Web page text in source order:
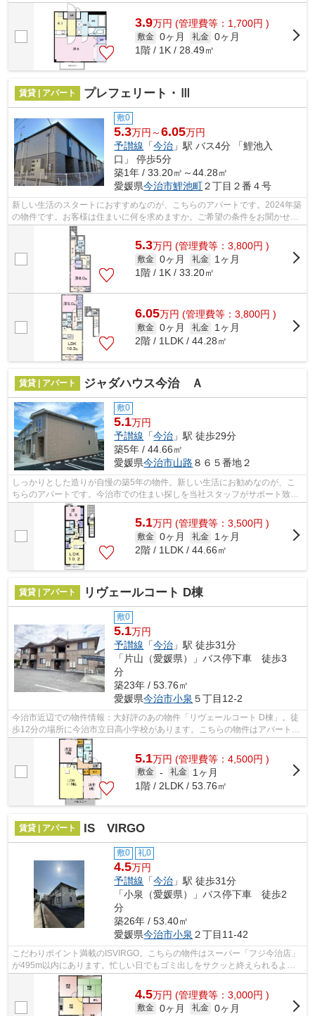
です。新しい土地での新しい暮らし。...
3.9万円 (管理費等：1,700円 )
敷金 0ヶ月 礼金 0ヶ月
1階 / 1K / 28.49㎡
賃貸 | アパート プレフェリート・Ⅲ
敷0
5.3万円～6.05万円
予讃線 「今治 」駅 バス4分 「鯉池入
口」 停歩5分
築1年 / 33.20㎡～44.28㎡
愛媛県今治市鯉池町２丁目２番４号
新しい生活のスタートにおすすめなのが、こちらのアパートです。2024年築
の物件です。お客様は住まいに何を求めますか。ご希望の条件をお聞かせく
ださい。お客様のご希望に近い物件を...
5.3万円 (管理費等：3,800円 )
敷金 0ヶ月 礼金
1ヶ月
1階 / 1K / 33.20㎡
6.05万円 (管理費等：3,800円 )
敷金 0ヶ月 礼金
1ヶ月
2階 / 1LDK / 44.28㎡
賃貸 | アパート ジャダハウス今治 Ａ
敷0
5.1万円
予讃線 「今治 」駅 徒歩29分
築5年 / 44.66㎡
愛媛県今治市山路 ８６５番地２
しっかりとした造りが自慢の築5年の物件。新しい生活にお勧めなのが、こ
ちらのアパートです。今治市での住まい探しを当社スタッフがサポート致し
ます。まずはご希望条件などをお申しつ...
5.1万円 (管理費等：3,500円 )
敷金 0ヶ月 礼金
1ヶ月
2階 / 1LDK / 44.66㎡
賃貸 | アパート リヴェールコート D棟
敷0
5.1万円
予讃線 「今治 」駅 徒歩31分
「片山（愛媛県）」バス停下車 徒歩3
分
築23年 / 53.76㎡
愛媛県今治市小泉 ５丁目12-2
今治市近辺での物件情報：大好評のあの物件「リヴェールコート D棟」。徒
歩12分の場所に今治市立日高小学校があります。こちらの物件はアパートで
す。賃貸物件をお探しの方は、ぜひ当...
5.1万円 (管理費等：4,500円 )
敷金 - 礼金
1ヶ月
1階 / 2LDK / 53.76㎡
賃貸 | アパート IS VIRGO
敷0 礼0
4.5万円
予讃線 「今治 」駅 徒歩31分
「小泉（愛媛県）」バス停下車 徒歩2
分
築26年 / 53.40㎡
愛媛県今治市小泉 ２丁目11-42
こだわりポイント満載のISVIRGO。こちらの物件はスーパー「フジ今治店」
が495m以内にあります。忙しい日でもゴミ出しをサクッと終えられるよう
に、敷地内にゴミ置き場を備えております...
4.5万円 (管理費等：3,000円 )
敷金 0ヶ月 礼金 0ヶ月